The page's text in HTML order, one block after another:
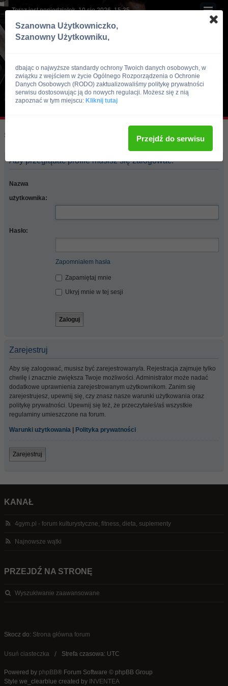
Teraz jest poniedziałek, 10 sie 2026, 15:35
Skocz do:
Aby przeglądać profile musisz się zalogować.
Nazwa
użytkownika:
Hasło:
Zapomniałem hasła
Zapamiętaj mnie
Ukryj mnie w tej sesji
Zarejestruj
Aby się zalogować, musisz być zarejestrowany/a. Rejestracja zajmuje tylko
chwilę i znacznie zwiększa Twoje możliwości. Administrator może nadać
dodatkowe uprawnienia zarejestrowanym użytkownikom. Zanim się
zarejestrujesz, upewnij się, czy znasz nasze warunki użytkowania oraz
politykę prywatności. Upewnij się też, że przeczytałeś/aś wszystkie
regulaminy umieszczone na forum.
Warunki użytkowania Polityka prywatności
Zarejestruj
KANAŁ
4gym.pl - forum kulturystyczne, fitness, dieta, suplementy
Najnowsze wątki
PRZEJDŹ NA STRONĘ
Wyszukiwanie zaawansowane
Skocz do: Strona główna forum
Usuń ciasteczka Strefa czasowa: UTC
Powered by phpBB® Forum Software © phpBB Group
Style we_clearblue created by INVENTEA
Szanowna Użytkowniczko,
Szanowny Użytkowniku,
dbając o najwyższe standardy ochrony Twoich danych osobowych, w
związku z wejściem w życie Ogólnego Rozporządzenia o Ochronie
Danych Osobowych (RODO) zaktualizowaliśmy politykę prywatności
serwisu dostosowując ją do nowych regulacji. Możesz się z nią
zapoznać w tym miejscu: Kliknij tutaj
Przejdź do serwisu